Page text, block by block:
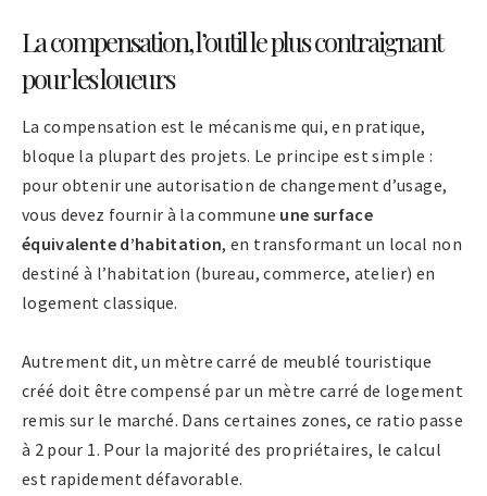
La compensation, l’outil le plus contraignant
pour les loueurs
La compensation est le mécanisme qui, en pratique,
bloque la plupart des projets. Le principe est simple :
pour obtenir une autorisation de changement d’usage,
vous devez fournir à la commune une surface
équivalente d’habitation, en transformant un local non
destiné à l’habitation (bureau, commerce, atelier) en
logement classique.
Autrement dit, un mètre carré de meublé touristique
créé doit être compensé par un mètre carré de logement
remis sur le marché. Dans certaines zones, ce ratio passe
à 2 pour 1. Pour la majorité des propriétaires, le calcul
est rapidement défavorable.